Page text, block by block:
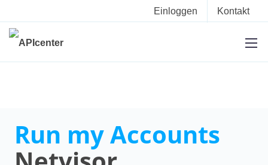
Einloggen Kontakt
Run my Accounts